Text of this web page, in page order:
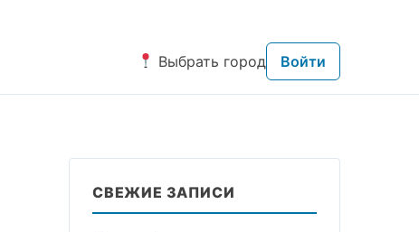
Выбрать город Войти
СВЕЖИЕ ЗАПИСИ